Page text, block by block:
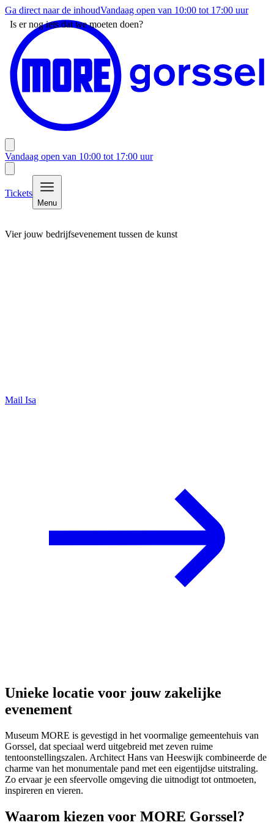
Ga direct naar de inhoudVandaag open van 10:00 tot 17:00 uur
Vandaag open van 10:00 tot 17:00 uur
Tickets
Menu
Vier jouw bedrijfsevenement tussen de kunst
Mail Isa
Unieke locatie voor jouw zakelijke
evenement
Museum MORE is gevestigd in het voormalige gemeentehuis van
Gorssel, dat speciaal werd uitgebreid met zeven ruime
tentoonstellingszalen. Architect Hans van Heeswijk combineerde de
charme van het monumentale pand met een eigentijdse uitstraling.
Zo ervaar je een sfeervolle omgeving die uitnodigt tot ontmoeten,
inspireren en vieren.
Waarom kiezen voor MORE Gorssel?
Is er nog iets dat we moeten doen?